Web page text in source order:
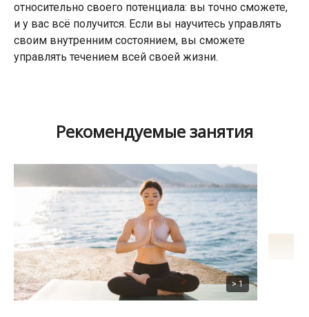
относительно своего потенциала: вы точно сможете,
и у вас всё получится. Если вы научитесь управлять
своим внутренним состоянием, вы сможете
управлять течением всей своей жизни.
Рекомендуемые занятия
> 1